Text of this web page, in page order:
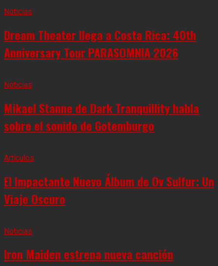
Noticias
Dream Theater llega a Costa Rica: 40th
Anniversary Tour PARASOMNIA 2026
Noticias
Mikael Stanne de Dark Tranquillity habla
sobre el sonido de Gotemburgo
Artículos
El Impactante Nuevo Álbum de Ov Sulfur: Un
Viaje Oscuro
Noticias
Iron Maiden estrena nueva canción